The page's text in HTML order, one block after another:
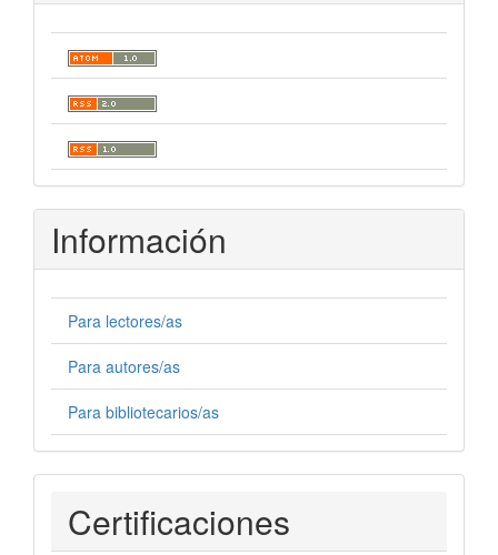
Información
Para lectores/as
Para autores/as
Para bibliotecarios/as
Certificaciones
Certificaciones